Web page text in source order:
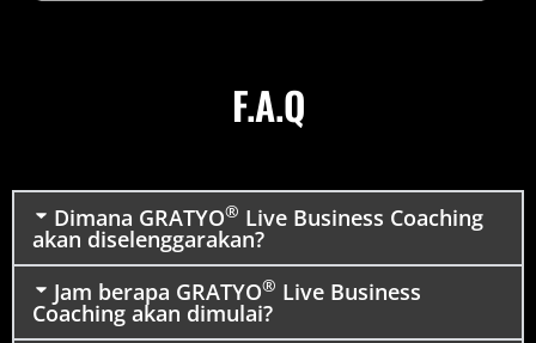
F.A.Q
Dimana GRATYO® Live Business Coaching
akan diselenggarakan?
Jam berapa GRATYO® Live Business
Coaching akan dimulai?